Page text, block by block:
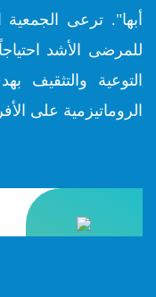
أبها". ترعى الجمعية
للمرضى الأشد
التوعية والتثقيف
الروماتيزمية على